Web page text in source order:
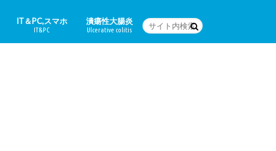
IT＆PC,スマホ
IT&PC
潰瘍性大腸炎
Ulcerative colitis